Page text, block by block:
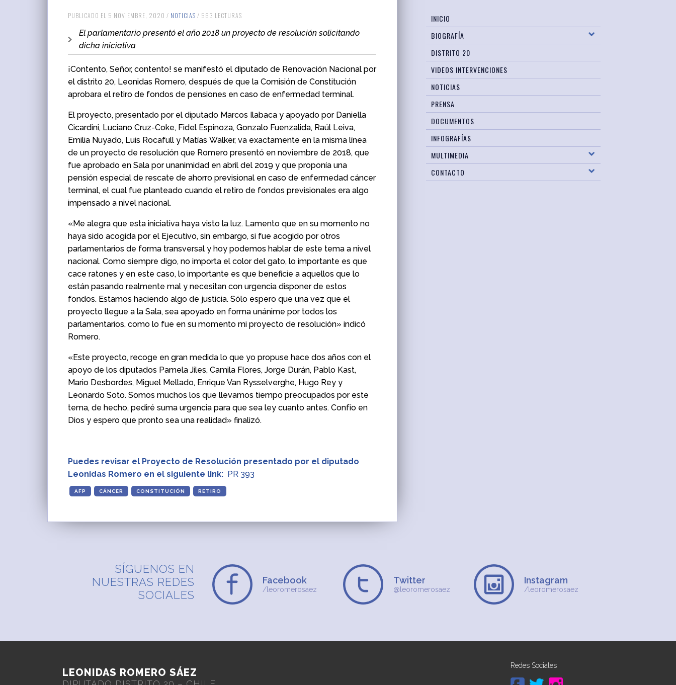
PUBLICADO EL 5 NOVIEMBRE, 2020 / NOTICIAS / 563 LECTURAS
El parlamentario presentó el año 2018 un proyecto de resolución solicitando
dicha iniciativa
¡Contento, Señor, contento! se manifestó el diputado de Renovación Nacional por
el distrito 20, Leonidas Romero, después de que la Comisión de Constitución
aprobara el retiro de fondos de pensiones en caso de enfermedad terminal.
El proyecto, presentado por el diputado Marcos Ilabaca y apoyado por Daniella
Cicardini, Luciano Cruz-Coke, Fidel Espinoza, Gonzalo Fuenzalida, Raúl Leiva,
Emilia Nuyado, Luis Rocafull y Matías Walker, va exactamente en la misma línea
de un proyecto de resolución que Romero presentó en noviembre de 2018, que
fue aprobado en Sala por unanimidad en abril del 2019 y que proponía una
pensión especial de rescate de ahorro previsional en caso de enfermedad cáncer
terminal, el cual fue planteado cuando el retiro de fondos previsionales era algo
impensado a nivel nacional.
«Me alegra que esta iniciativa haya visto la luz. Lamento que en su momento no
haya sido acogida por el Ejecutivo, sin embargo, si fue acogido por otros
parlamentarios de forma transversal y hoy podemos hablar de este tema a nivel
nacional. Como siempre digo, no importa el color del gato, lo importante es que
cace ratones y en este caso, lo importante es que beneficie a aquellos que lo
están pasando realmente mal y necesitan con urgencia disponer de estos
fondos. Estamos haciendo algo de justicia. Sólo espero que una vez que el
proyecto llegue a la Sala, sea apoyado en forma unánime por todos los
parlamentarios, como lo fue en su momento mi proyecto de resolución» indicó
Romero.
«Este proyecto, recoge en gran medida lo que yo propuse hace dos años con el
apoyo de los diputados Pamela Jiles, Camila Flores, Jorge Durán, Pablo Kast,
Mario Desbordes, Miguel Mellado, Enrique Van Rysselverghe, Hugo Rey y
Leonardo Soto. Somos muchos los que llevamos tiempo preocupados por este
tema, de hecho, pediré suma urgencia para que sea ley cuanto antes. Confío en
Dios y espero que pronto sea una realidad» finalizó.
Puedes revisar el Proyecto de Resolución presentado por el diputado
Leonidas Romero en el siguiente link: PR 393
AFP CÁNCER CONSTITUCIÓN RETIRO
INICIO
BIOGRAFÍA
DISTRITO 20
VIDEOS INTERVENCIONES
NOTICIAS
PRENSA
DOCUMENTOS
INFOGRAFÍAS
MULTIMEDIA
CONTACTO
SÍGUENOS EN
NUESTRAS REDES
SOCIALES
Facebook
/leoromerosaez
Twitter
@leoromerosaez
Instagram
/leoromerosaez
LEONIDAS ROMERO SÁEZ
Redes Sociales